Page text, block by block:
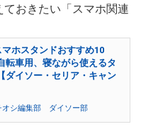
おきたい「スマホ関連
マホスタンドおすすめ10
転車用、寝ながら使えるタ
ダイソー・セリア・キャン
オシ編集部 ダイソー部